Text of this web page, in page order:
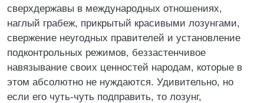
сверхдержавы в международных отношениях,
наглый грабеж, прикрытый красивыми лозунгами,
свержение неугодных правителей и установление
подконтрольных режимов, беззастенчивое
навязывание своих ценностей народам, которые в
этом абсолютно не нуждаются. Удивительно, но
если его чуть-чуть подправить, то лозунг,